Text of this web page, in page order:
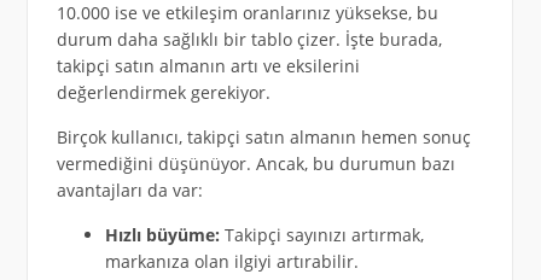
10.000 ise ve etkileşim oranlarınız yüksekse, bu
durum daha sağlıklı bir tablo çizer. İşte burada,
takipçi satın almanın artı ve eksilerini
değerlendirmek gerekiyor.
Birçok kullanıcı, takipçi satın almanın hemen sonuç
vermediğini düşünüyor. Ancak, bu durumun bazı
avantajları da var:
Hızlı büyüme: Takipçi sayınızı artırmak,
markanıza olan ilgiyi artırabilir.